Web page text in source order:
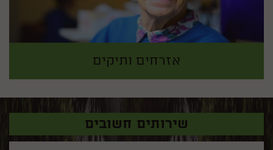
אזרחים ותיקים
שירותים חשובים